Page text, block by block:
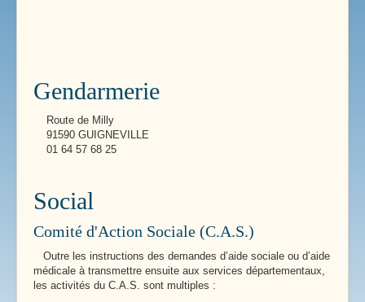
Gendarmerie
Route de Milly
91590 GUIGNEVILLE
01 64 57 68 25
Social
Comité d'Action Sociale (C.A.S.)
Outre les instructions des demandes d’aide sociale ou d’aide
médicale à transmettre ensuite aux services départementaux,
les activités du C.A.S. sont multiples :